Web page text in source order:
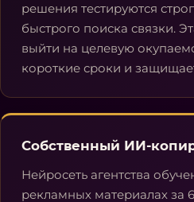
решения тестируются
быстрого поиска связки.
выйти на целевую
короткие сроки и
Собственный ИИ-
Нейросеть агентства
рекламных материалах за